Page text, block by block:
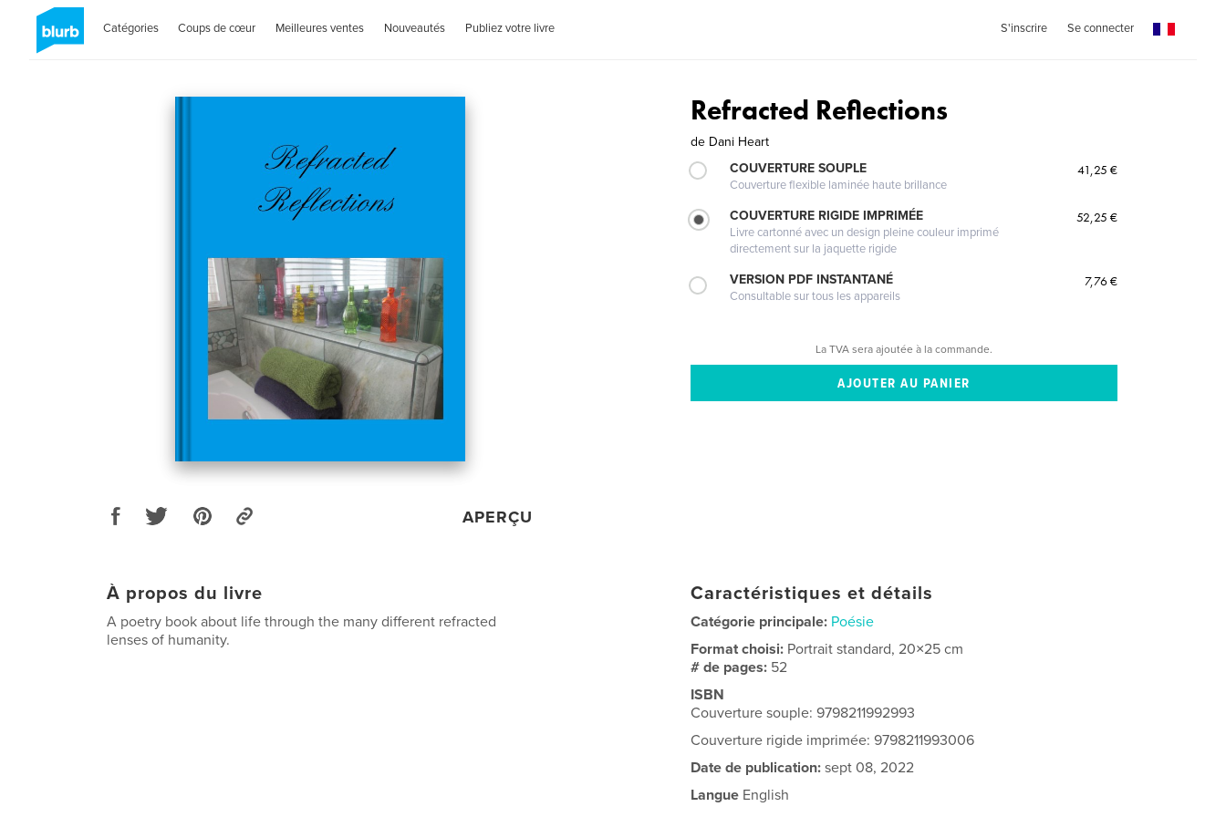
Catégories Coups de cœur Meilleures ventes Nouveautés Publiez votre livre S'inscrire Se connecter
APERÇU
Refracted Reflections
de Dani Heart
COUVERTURE SOUPLE
Couverture flexible laminée haute brillance
41,25 €
COUVERTURE RIGIDE IMPRIMÉE
Livre cartonné avec un design pleine couleur imprimé
directement sur la jaquette rigide
52,25 €
VERSION PDF INSTANTANÉ
Consultable sur tous les appareils
7,76 €
La TVA sera ajoutée à la commande.
À propos du livre
A poetry book about life through the many different refracted
lenses of humanity.
Caractéristiques et détails
Catégorie principale: Poésie
Format choisi: Portrait standard, 20×25 cm
# de pages: 52
ISBN
Couverture souple: 9798211992993
Couverture rigide imprimée: 9798211993006
Date de publication: sept 08, 2022
Langue English